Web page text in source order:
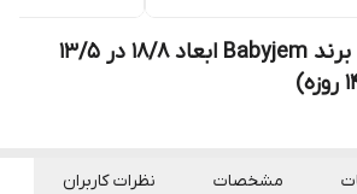
آینه خودروی کودک برند Babyjem ابعاد 18/8 در 13/5
مشخصات نظرات کاربران